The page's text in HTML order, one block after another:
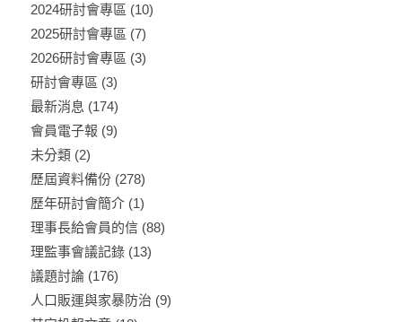
2024研討會專區 (10)
2025研討會專區 (7)
2026研討會專區 (3)
研討會專區 (3)
最新消息 (174)
會員電子報 (9)
未分類(2)
歷屆資料備份(278)
歷年研討會簡介(1)
理事長給會員的信(88)
理監事會議記錄(13)
議題討論(176)
人口販運與家暴防治 (9)